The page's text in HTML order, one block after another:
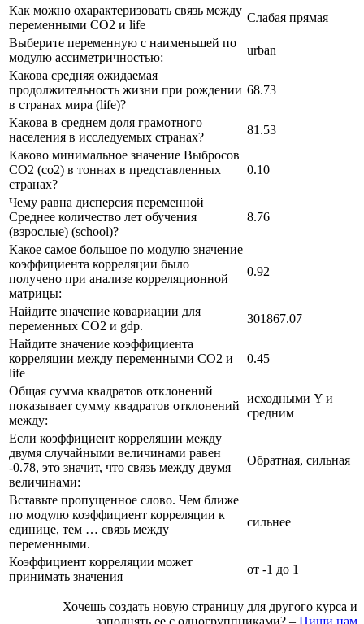
Как можно охарактеризовать связь между
переменными CO2 и life
Слабая прямая
Выберите переменную с наименьшей по
модулю ассиметричностью:
urban
Какова средняя ожидаемая
продолжительность жизни при рождении
в странах мира (life)?
68.73
Какова в среднем доля грамотного
населения в исследуемых странах?
81.53
Каково минимальное значение Выбросов
CO2 (co2) в тоннах в представленных
странах?
0.10
Чему равна дисперсия переменной
Среднее количество лет обучения
(взрослые) (school)?
8.76
Какое самое большое по модулю значение
коэффициента корреляции было
получено при анализе корреляционной
матрицы:
0.92
Найдите значение ковариации для
переменных CO2 и gdp.
301867.07
Найдите значение коэффициента
корреляции между переменными CO2 и
life
0.45
Общая сумма квадратов отклонений
показывает сумму квадратов отклонений
между:
исходными Y и
средним
Если коэффициент корреляции между
двумя случайными величинами равен
-0.78, это значит, что связь между двумя
величинами:
Обратная, сильная
Вставьте пропущенное слово. Чем ближе
по модулю коэффициент корреляции к
единице, тем … связь между
переменными.
сильнее
Коэффициент корреляции может
принимать значения
от -1 до 1
Хочешь создать новую страницу для другого курса и
заполнять ее с одногруппниками? – Пиши нам